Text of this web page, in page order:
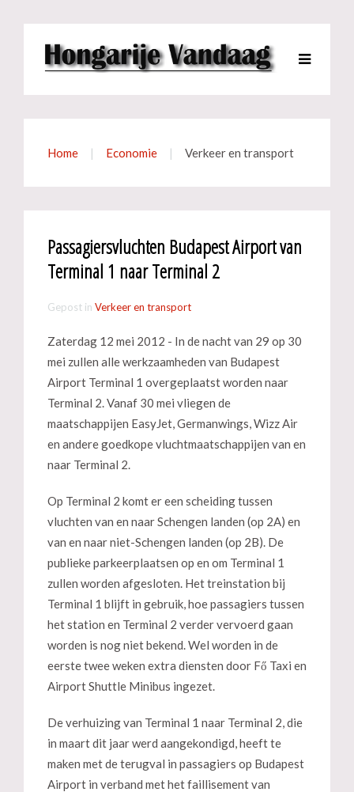
Home Economie Verkeer en transport
Passagiersvluchten Budapest Airport van
Terminal 1 naar Terminal 2
Gepost in Verkeer en transport
Zaterdag 12 mei 2012 - In de nacht van 29 op 30
mei zullen alle werkzaamheden van Budapest
Airport Terminal 1 overgeplaatst worden naar
Terminal 2. Vanaf 30 mei vliegen de
maatschappijen EasyJet, Germanwings, Wizz Air
en andere goedkope vluchtmaatschappijen van en
naar Terminal 2.
Op Terminal 2 komt er een scheiding tussen
vluchten van en naar Schengen landen (op 2A) en
van en naar niet-Schengen landen (op 2B). De
publieke parkeerplaatsen op en om Terminal 1
zullen worden afgesloten. Het treinstation bij
Terminal 1 blijft in gebruik, hoe passagiers tussen
het station en Terminal 2 verder vervoerd gaan
worden is nog niet bekend. Wel worden in de
eerste twee weken extra diensten door Fő Taxi en
Airport Shuttle Minibus ingezet.
De verhuizing van Terminal 1 naar Terminal 2, die
in maart dit jaar werd aangekondigd, heeft te
maken met de terugval in passagiers op Budapest
Airport in verband met het faillisement van